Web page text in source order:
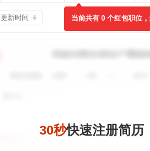
当前共有 0 个红包职位
更新时间
30秒快速注册简历